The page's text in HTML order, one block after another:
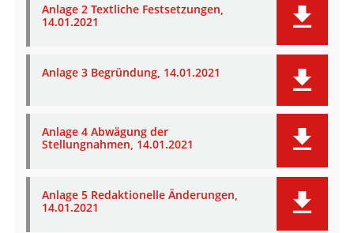
Anlage 2 Textliche Festsetzungen,
14.01.2021
Anlage 3 Begründung, 14.01.2021
Anlage 4 Abwägung der
Stellungnahmen, 14.01.2021
Anlage 5 Redaktionelle Änderungen,
14.01.2021